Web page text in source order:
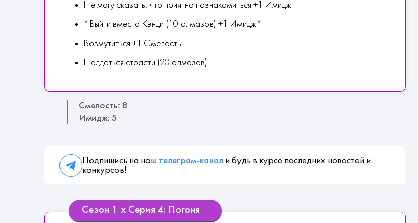
Не могу сказать, что приятно познакомиться +1 Имидж
*Выйти вместо Кэнди (10 алмазов) +1 Имидж*
Возмутиться +1 Смелость
Поддаться страсти (20 алмазов)
Смелость: 8
Имидж: 5
Подпишись на наш телеграм-канал и будь в курсе последних новостей и
конкурсов!
Сезон 1 х Серия 4: Погоня